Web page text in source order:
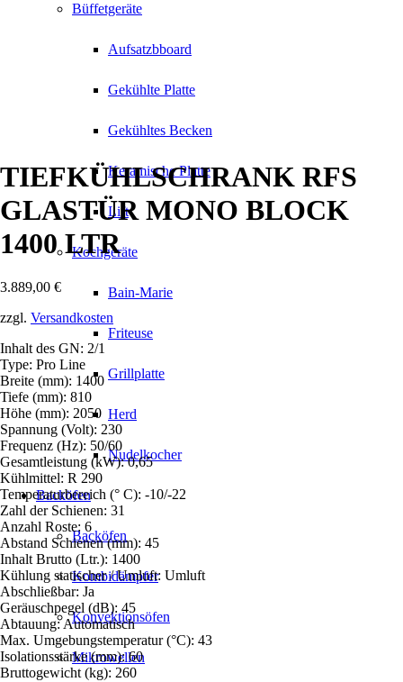
Büffetgeräte
Aufsatzbboard
Gekühlte Platte
Gekühltes Becken
Keramische Platte
Lift
Kochgeräte
Bain-Marie
Friteuse
Grillplatte
Herd
Nudelkocher
Backöfen
Backöfen
Kombidämpfer
Konvektionsöfen
Mikrowellen
TIEFKÜHLSCHRANK RFS
GLASTÜR MONO BLOCK
1400 LTR
3.889,00 €
zzgl. Versandkosten
Inhalt des GN: 2/1
Type: Pro Line
Breite (mm): 1400
Tiefe (mm): 810
Höhe (mm): 2050
Spannung (Volt): 230
Frequenz (Hz): 50/60
Gesamtleistung (kW): 0,65
Kühlmittel: R 290
Temperaturbereich (° C): -10/-22
Zahl der Schienen: 31
Anzahl Roste: 6
Abstand Schienen (mm): 45
Inhalt Brutto (Ltr.): 1400
Kühlung statischer / Umluft: Umluft
Abschließbar: Ja
Geräuschpegel (dB): 45
Abtauung: Automatisch
Max. Umgebungstemperatur (°C): 43
Isolationsstärke (mm): 60
Bruttogewicht (kg): 260